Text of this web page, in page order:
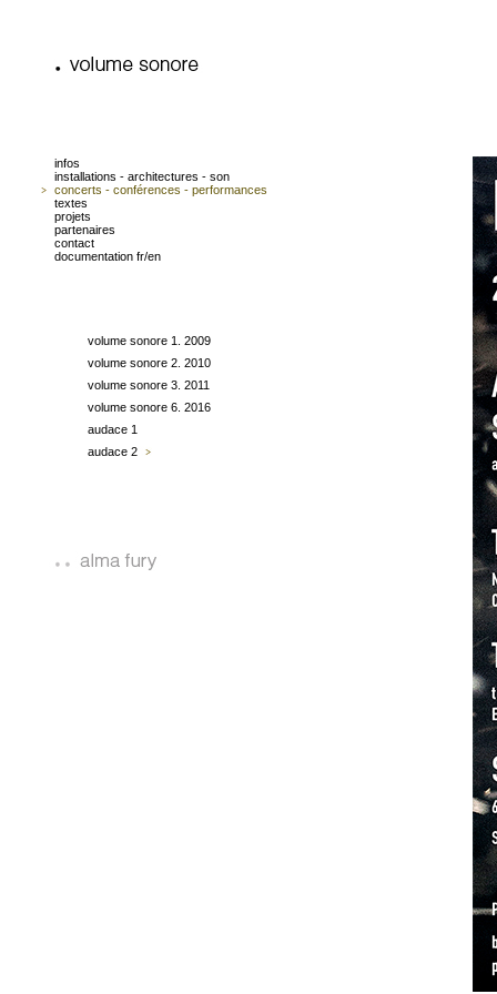
infos
installations - architectures - son
concerts - conférences - performances
textes
projets
partenaires
contact
documentation fr/en
volume sonore 1. 2009
volume sonore 2. 2010
volume sonore 3. 2011
volume sonore 6. 2016
audace 1
audace 2